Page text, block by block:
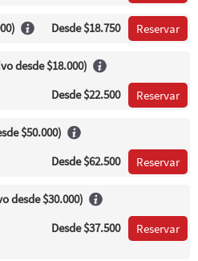
Desde$18.750 Reservar
desde $18.000)
Desde$22.500 Reservar
$50.000)
Desde$62.500 Reservar
desde $30.000)
Desde$37.500 Reservar